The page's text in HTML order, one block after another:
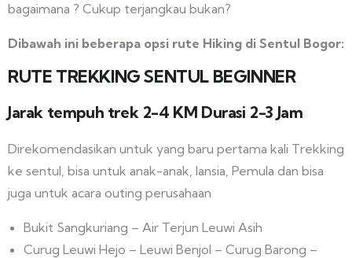
bagaimana ? Cukup terjangkau bukan?
Dibawah ini beberapa opsi rute Hiking di Sentul Bogor:
RUTE TREKKING SENTUL BEGINNER
Jarak tempuh trek 2-4 KM Durasi 2-3 Jam
Direkomendasikan untuk yang baru pertama kali Trekking
ke sentul, bisa untuk anak-anak, lansia, Pemula dan bisa
juga untuk acara outing perusahaan
Bukit Sangkuriang – Air Terjun Leuwi Asih
Curug Leuwi Hejo – Leuwi Benjol – Curug Barong –